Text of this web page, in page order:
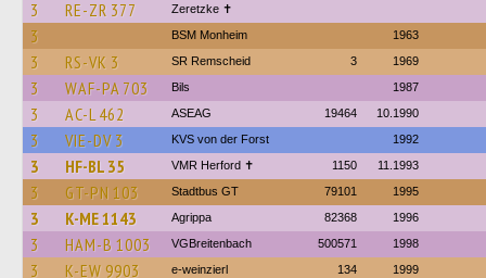
3 RE-ZR 377 Zeretzke ✝
3 BSM Monheim 1963
3 RS-VK 3 SR Remscheid 3 1969
3 WAF-PA 703 Bils 1987
3 AC-L 462 ASEAG 19464 10.1990
3 VIE-DV 3 KVS von der Forst 1992
3 HF-BL 35 VMR Herford ✝ 1150 11.1993
3 GT-PN 103 Stadtbus GT 79101 1995
3 K-ME 1143 Agrippa 82368 1996
3 HAM-B 1003 VGBreitenbach 500571 1998
3 K-EW 9903 e-weinzierl 134 1999